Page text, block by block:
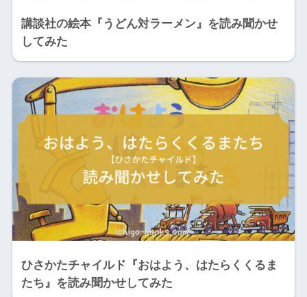
講談社の絵本『うどん対ラーメン』を読み聞かせ
してみた
ひさかたチャイルド『おはよう、はたらくくるま
たち』を読み聞かせしてみた